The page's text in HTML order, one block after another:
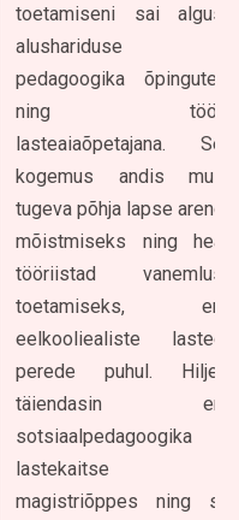
toetamiseni sai alguse
alushariduse
pedagoogika õpingutest
ning tööst
lasteaiaõpetajana. See
kogemus andis mulle
tugeva põhja lapse arengu
mõistmiseks ning head
tööriistad vanemluse
toetamiseks, eriti
eelkooliealiste lastega
perede puhul. Hiljem
täiendasin end
sotsiaalpedagoogika ja
lastekaitse
magistriõppes ning sai